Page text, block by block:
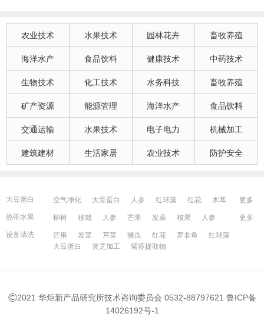
农业技术 水果技术 园林花卉 畜牧养殖
海洋水产 食品饮料 健康技术 中药技术
生物技术 化工技术 水务科技 畜牧养殖
矿产资源 能源管理 海洋水产 食品饮料
交通运输 水果技术 电子电力 机械加工
建筑建材 生活家居 农业技术 防护安全
大豆蛋白 更多
空气净化 大豆蛋白 人参 红球藻 红花
木耳
红花
芒果 红球藻 芹菜 养鸭 芒果 芹菜
热带水果 更多
柳树 移栽 人参 芒果 发菜 核果
人参
藻类
大豆蛋白 人参 发菜 猪血 红花
柳树
发菜
宁波百姓网 镇江百姓网
设备清洗 芒果 发菜 芹菜 猪血 红花 罗非鱼
红球藻
大豆蛋白
灵芝加工 紫苏提取物
©2021 华炬新产品研究所技术咨询委员会 0532-88797621 鲁ICP备
14026192号-1